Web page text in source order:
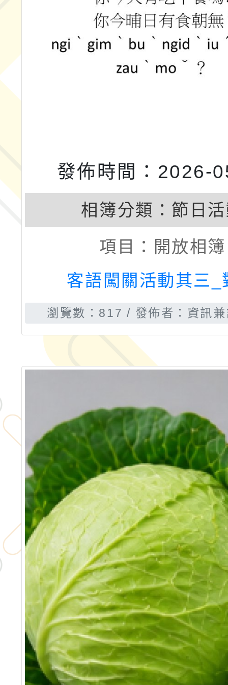
發佈時間：2026-
相簿分類： 節日
項目： 開放相簿
客語闖關活動其三_
瀏覽數：817 發佈者：資訊